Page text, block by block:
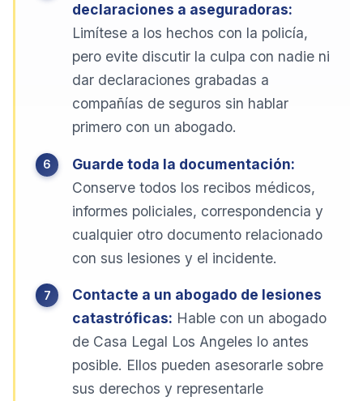
declaraciones a aseguradoras:
Limítese a los hechos con la policía,
pero evite discutir la culpa con nadie ni
dar declaraciones grabadas a
compañías de seguros sin hablar
primero con un abogado.
Guarde toda la documentación:
Conserve todos los recibos médicos,
informes policiales, correspondencia y
cualquier otro documento relacionado
con sus lesiones y el incidente.
Contacte a un abogado de lesiones
catastróficas: Hable con un abogado
de Casa Legal Los Angeles lo antes
posible. Ellos pueden asesorarle sobre
sus derechos y representarle